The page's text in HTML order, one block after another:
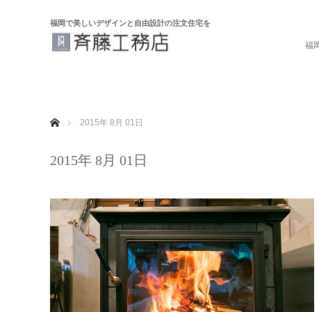
福岡で美しいデザインと自由設計の注文住宅を
福
2015年 8月 01日
2015年 8月 01日